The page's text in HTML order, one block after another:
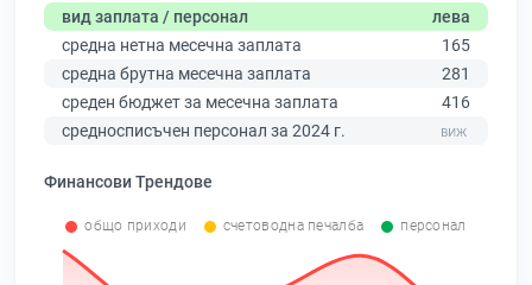
вид заплата / персонал
лева
средна нетна месечна заплата
165
средна брутна месечна заплата
281
среден бюджет за месечна заплата
416
средносписъчен персонал за 2024 г.
Финансови Трендове
общо приходи счетоводна печалба персонал